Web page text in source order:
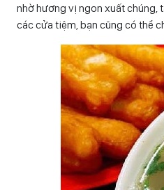
nhờ hương vị ngon xuất chúng,
các cửa tiệm, bạn cũng có thể